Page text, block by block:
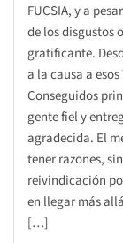
FUCSIA, y a
de los disgustos
gratificante.
a la causa a
Conseguidos
gente fiel y
agradecida. El
tener razones,
reivindicación
en llegar más
[…]